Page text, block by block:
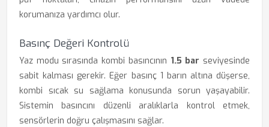
korumanıza yardımcı olur.
Basınç Değeri Kontrolü
Yaz modu sırasında kombi basıncının 1.5 bar seviyesinde
sabit kalması gerekir. Eğer basınç 1 barın altına düşerse,
kombi sıcak su sağlama konusunda sorun yaşayabilir.
Sistemin basıncını düzenli aralıklarla kontrol etmek,
sensörlerin doğru çalışmasını sağlar.